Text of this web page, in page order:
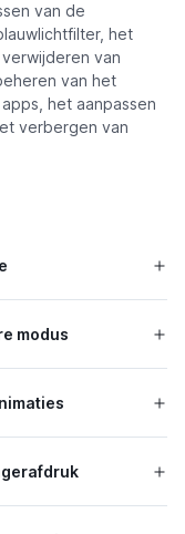
van de
het
van
van het
het aanpassen
verbergen van
modus